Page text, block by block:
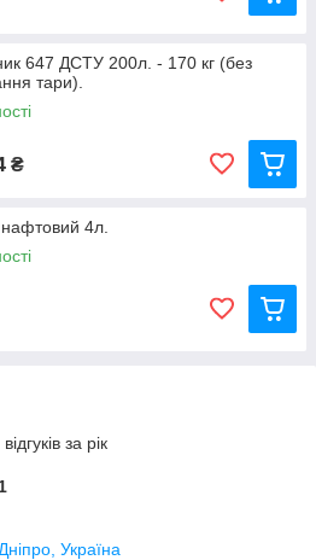
647 ДСТУ 200л. - 170 кг (без
тари).
₴
4л.
за рік
Україна